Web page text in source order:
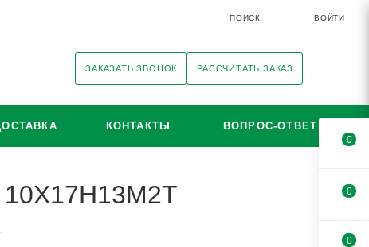
ПОИСК ВОЙТИ
ЗАКАЗАТЬ ЗВОНОК РАССЧИТАТЬ ЗАКАЗ
КОНТАКТЫ ВОПРОС-ОТВЕТ
10Х17Н13М2Т
0
0
0